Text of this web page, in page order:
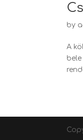
by
A